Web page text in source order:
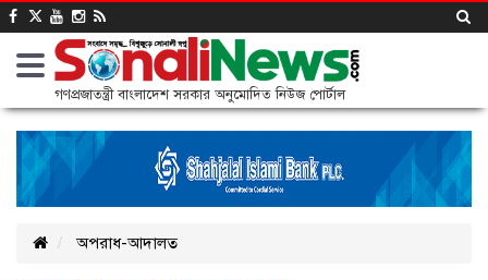
গণপ্রজাতন্ত্রী বাংলাদেশ সরকার অনুমোদিত নিউজ পোর্টাল
অপরাধ-আদালত